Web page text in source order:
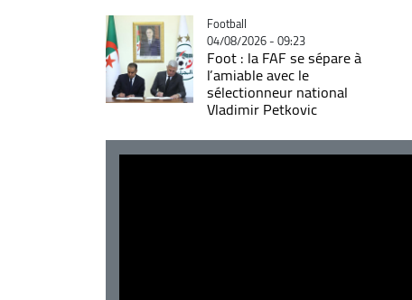
Catégorie
Football
04/08/2026 - 09:23
Foot : la FAF se sépare à
l’amiable avec le
sélectionneur national
Vladimir Petkovic